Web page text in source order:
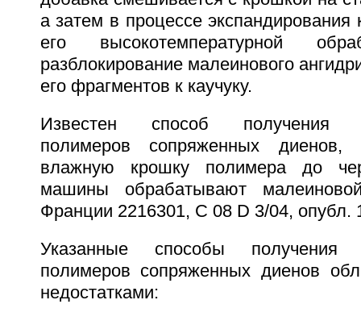
а затем в процессе экспандирования
его высокотемпературной
разблокирование малеинового
его фрагментов к каучуку.
Известен способ получения
полимеров сопряженных диенов,
влажную крошку полимера до
машины обрабатывают
Франции 2216301, С 08 D 3/04, опубл.
Указанные способы получения
полимеров сопряженных диенов
недостатками: